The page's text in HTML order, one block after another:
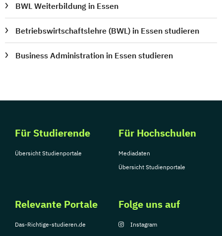
BWL Weiterbildung in Essen
Betriebswirtschaftslehre (BWL) in Essen studieren
Business Administration in Essen studieren
Für Studierende
Übersicht Studienportale
Für Hochschulen
Mediadaten
Übersicht Studienportale
Relevante Portale
Das-Richtige-studieren.de
Folge uns auf
Instagram